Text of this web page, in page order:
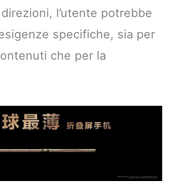
l’utente potrebbe
specifiche, sia per
che per la